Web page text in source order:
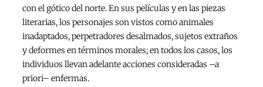
con el gótico del norte. En sus películas y en las piezas
literarias, los personajes son vistos como animales
inadaptados, perpetradores desalmados, sujetos extraños
y deformes en términos morales; en todos los casos, los
individuos llevan adelante acciones consideradas –a
priori– enfermas.